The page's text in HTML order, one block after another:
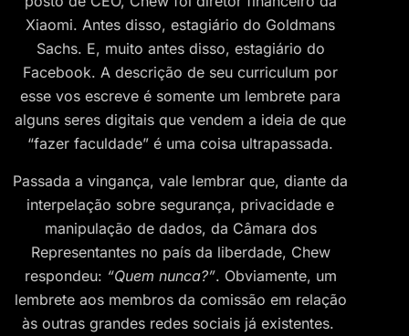
Xiaomi. Antes disso, estagiário do Goldmans
Sachs. E, muito antes disso, estagiário do
Facebook. A descrição de seu curriculum por
esse vos escreve é somente um lembrete para
alguns seres digitais que vendem a ideia de que
“fazer faculdade” é uma coisa ultrapassada.
Passada a vingança, vale lembrar que, diante da
interpelação sobre segurança, privacidade e
manipulação de dados, da Câmara dos
Representantes no país da liberdade, Chew
respondeu: “Quem nunca?”. Obviamente, um
lembrete aos membros da comissão em relação
às outras grandes redes sociais já existentes.